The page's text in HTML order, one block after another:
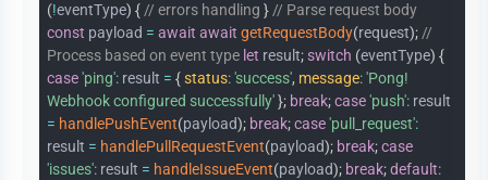
(!eventType) {// errors handling }// Parse request body
const payload = await await getRequestBody(request);//
Process based on event type let result; switch (eventType) {
case'ping': result = {status:'success', message:'Pong!
Webhook configured successfully'}; break;case'push': result
= handlePushEvent(payload); break;case'pull_request':
result = handlePullRequestEvent(payload); break;case
'issues': result = handleIssueEvent(payload); break;default: